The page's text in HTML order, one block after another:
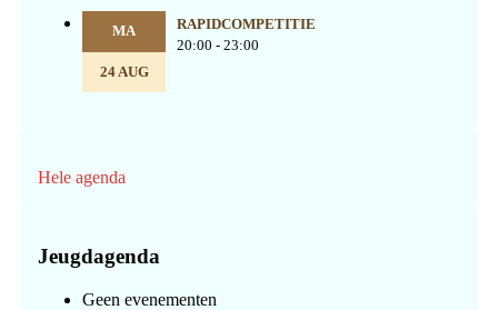
MA
24 AUG
RAPIDCOMPETITIE
20:00 - 23:00
Hele agenda
Jeugdagenda
Geen evenementen